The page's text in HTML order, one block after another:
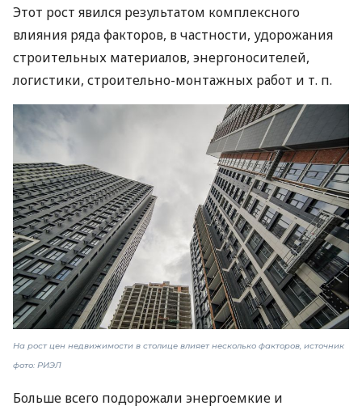
Этот рост явился результатом комплексного
влияния ряда факторов, в частности, удорожания
строительных материалов, энергоносителей,
логистики, строительно-монтажных работ и т. п.
На рост цен недвижимости в столице влияет несколько факторов, источник
фото: РИЭЛ
Больше всего подорожали энергоемкие и